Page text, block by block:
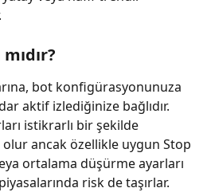
bot konfigürasyonunuza
aktif izlediğinize bağlıdır.
istikrarlı bir şekilde
olur ancak özellikle uygun Stop
ortalama düşürme ayarları
risk de taşırlar.